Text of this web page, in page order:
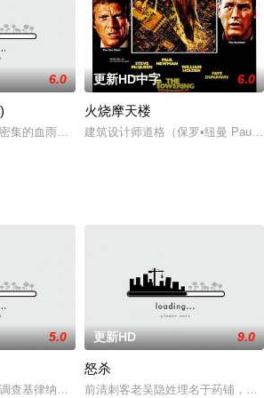
巧保衛自家王國。本片改編自真實故事。
初中时代的好友加藤胜（松山健一 饰）。为了
6.0
集的血雨腥风，巴尼、圣诞、贡纳、比利、收
更新HD中字 6.0
火烧摩天楼
建筑设计师道格（保罗•纽曼 Paul
的任务——前往波兰找回一个掌握重要信息的瑞
，受害者的老友，前往法国土伦军事基地展开
5.0
查基律纳太空项目的间谍行为，同时发现有人
更新HD 9.0
怒杀
前清刺客老吴隐姓埋名于药铺，却